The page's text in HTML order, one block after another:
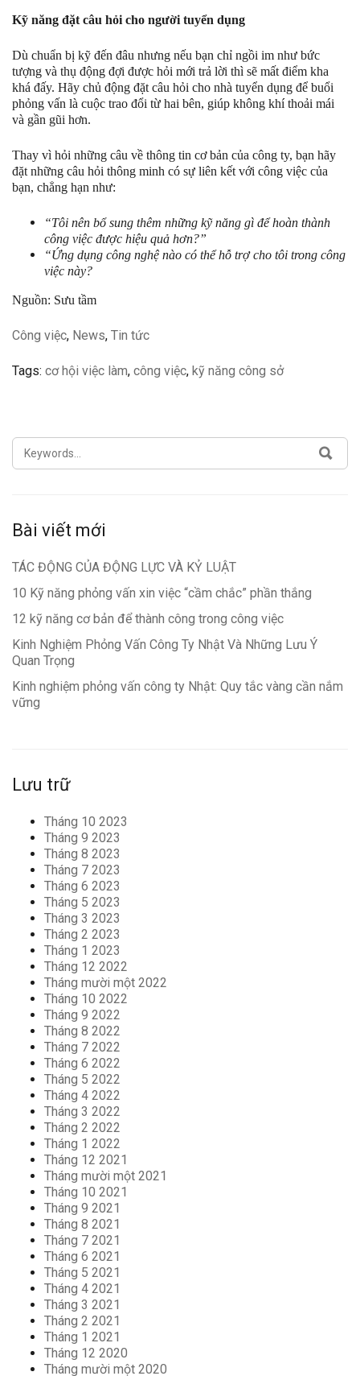
Kỹ năng đặt câu hỏi cho người tuyển dụng
Dù chuẩn bị kỹ đến đâu nhưng nếu bạn chỉ ngồi im như bức
tượng và thụ động đợi được hỏi mới trả lời thì sẽ mất điểm kha
khá đấy. Hãy chủ động đặt câu hỏi cho nhà tuyển dụng để buổi
phỏng vấn là cuộc trao đổi từ hai bên, giúp không khí thoải mái
và gần gũi hơn.
Thay vì hỏi những câu về thông tin cơ bản của công ty, bạn hãy
đặt những câu hỏi thông minh có sự liên kết với công việc của
bạn, chẳng hạn như:
“Tôi nên bổ sung thêm những kỹ năng gì để hoàn thành
công việc được hiệu quả hơn?”
“Ứng dụng công nghệ nào có thể hỗ trợ cho tôi trong công
việc này?
Nguồn: Sưu tầm
Công việc, News, Tin tức
Tags: cơ hội việc làm, công việc, kỹ năng công sở
SEARCH
FOR:
Bài viết mới
TÁC ĐỘNG CỦA ĐỘNG LỰC VÀ KỶ LUẬT
10 Kỹ năng phỏng vấn xin việc “cầm chắc” phần thắng
12 kỹ năng cơ bản để thành công trong công việc
Kinh Nghiệm Phỏng Vấn Công Ty Nhật Và Những Lưu Ý
Quan Trọng
Kinh nghiệm phỏng vấn công ty Nhật: Quy tắc vàng cần nắm
vững
Lưu trữ
Tháng 10 2023
Tháng 9 2023
Tháng 8 2023
Tháng 7 2023
Tháng 6 2023
Tháng 5 2023
Tháng 3 2023
Tháng 2 2023
Tháng 1 2023
Tháng 12 2022
Tháng mười một 2022
Tháng 10 2022
Tháng 9 2022
Tháng 8 2022
Tháng 7 2022
Tháng 6 2022
Tháng 5 2022
Tháng 4 2022
Tháng 3 2022
Tháng 2 2022
Tháng 1 2022
Tháng 12 2021
Tháng mười một 2021
Tháng 10 2021
Tháng 9 2021
Tháng 8 2021
Tháng 7 2021
Tháng 6 2021
Tháng 5 2021
Tháng 4 2021
Tháng 3 2021
Tháng 2 2021
Tháng 1 2021
Tháng 12 2020
Tháng mười một 2020